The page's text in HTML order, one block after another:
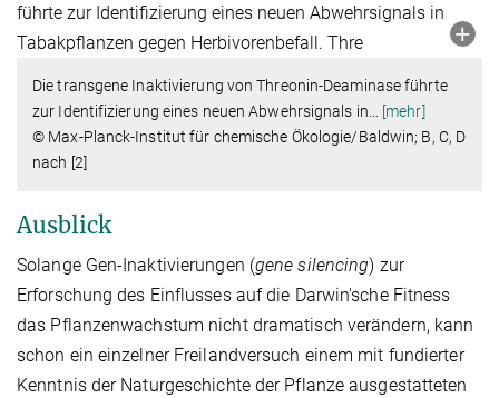
Die transgene Inaktivierung von Threonin-Deaminase führte
zur Identifizierung eines neuen Abwehrsignals in… [mehr]
© Max-Planck-Institut für chemische Ökologie/Baldwin; B, C, D
nach [2]
Ausblick
Solange Gen-Inaktivierungen (gene silencing) zur
Erforschung des Einflusses auf die Darwin'sche Fitness
das Pflanzenwachstum nicht dramatisch verändern, kann
schon ein einzelner Freilandversuch einem mit fundierter
Kenntnis der Naturgeschichte der Pflanze ausgestatteten